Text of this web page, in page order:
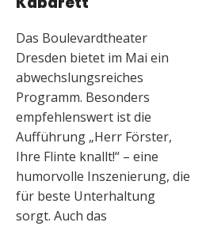
Das Boulevardtheater
Dresden bietet im Mai ein
abwechslungsreiches
Programm. Besonders
empfehlenswert ist die
Aufführung „Herr Förster,
Ihre Flinte knallt!“ – eine
humorvolle Inszenierung, die
für beste Unterhaltung
sorgt. Auch das